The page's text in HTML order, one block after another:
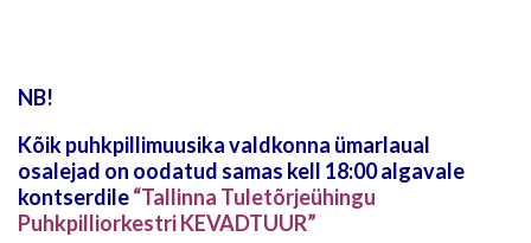
NB!
Kõik puhkpillimuusika valdkonna ümarlaual
osalejad on oodatud samas kell 18:00 algavale
kontserdile“Tallinna Tuletõrjeühingu
Puhkpilliorkestri KEVADTUUR”